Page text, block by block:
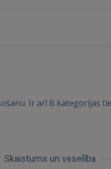
Atcerēties?
Ir arī B kategorijas
Skaistums un veselība